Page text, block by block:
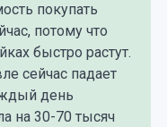
покупать
потому что
быстро растут.
сейчас падает
день
на 30-70 тысяч